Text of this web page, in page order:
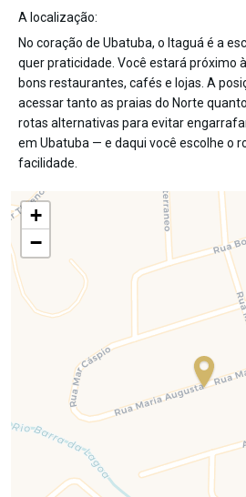
A localização:
No coração de Ubatuba, o Itaguá é a
quer praticidade. Você estará próximo
bons restaurantes, cafés e lojas. A
acessar tanto as praias do Norte
rotas alternativas para evitar
em Ubatuba — e daqui você escolhe o
facilidade.
+
−